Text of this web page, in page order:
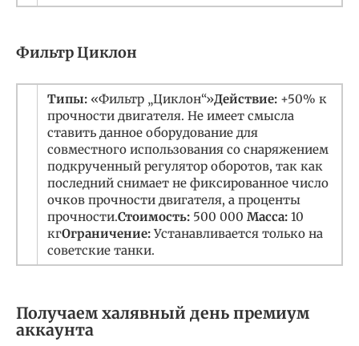
Фильтр Циклон
Типы: «Фильтр „Циклон“»Действие: +50% к
прочности двигателя. Не имеет смысла
ставить данное оборудование для
совместного использования со снаряжением
подкрученный регулятор оборотов, так как
последний снимает не фиксированное число
очков прочности двигателя, а проценты
прочности.Стоимость: 500 000 Масса: 10
кгОграничение:Устанавливается только на
советские танки.
Получаем халявный день премиум
аккаунта